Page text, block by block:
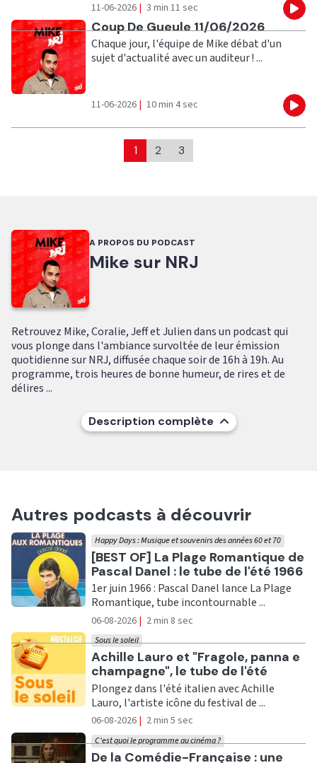
11-06-2026 | 3 min 11 sec
Ecouter
Coup De Gueule 11/06/2026
Chaque jour, l'équipe de Mike débat d'un
sujet d'actualité avec un auditeur ! ...
11-06-2026 | 10 min 4 sec
1 2 3
A PROPOS DU PODCAST
Mike sur NRJ
Retrouvez Mike, Coralie, Jeff et Julien dans un podcast qui
vous plonge dans l'ambiance survoltée de leur émission
quotidienne sur NRJ, diffusée chaque soir de 16h à 19h. Au
programme, trois heures de bonne humeur, de rires et de
délires ...
Description complète
Autres podcasts à découvrir
Ecouter
[BEST OF] La Plage Romantique de
Pascal Danel : le tube de l'été 1966
Happy Days : Musique et souvenirs des années 60 et 70
1er juin 1966 : Pascal Danel lance La Plage
Romantique, tube incontournable ...
06-08-2026 | 2 min 8 sec
Ecouter
Achille Lauro et "Fragole, panna e
champagne", le tube de l'été
Sous le soleil
Plongez dans l'été italien avec Achille
Lauro, l'artiste icône du festival de ...
06-08-2026 | 2 min 5 sec
Ecouter
De la Comédie-Française : une
C'est quoi le programme au cinéma ?